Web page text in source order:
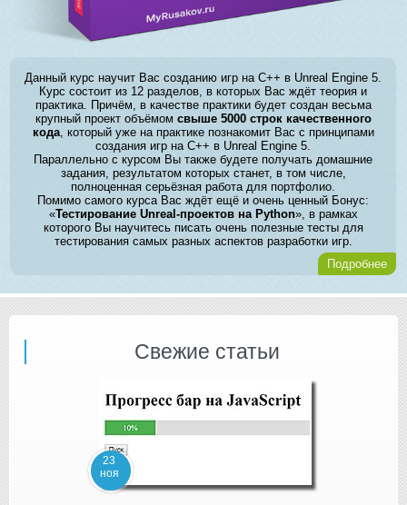
Данный курс научит Вас созданию игр на C++ в Unreal Engine 5.
Курс состоит из 12 разделов, в которых Вас ждёт теория и
практика. Причём, в качестве практики будет создан весьма
крупный проект объёмом свыше 5000 строк качественного
кода, который уже на практике познакомит Вас с принципами
создания игр на C++ в Unreal Engine 5.
Параллельно с курсом Вы также будете получать домашние
задания, результатом которых станет, в том числе,
полноценная серьёзная работа для портфолио.
Помимо самого курса Вас ждёт ещё и очень ценный Бонус:
«Тестирование Unreal-проектов на Python», в рамках
которого Вы научитесь писать очень полезные тесты для
тестирования самых разных аспектов разработки игр.
Подробнее
Свежие статьи
23
ноя